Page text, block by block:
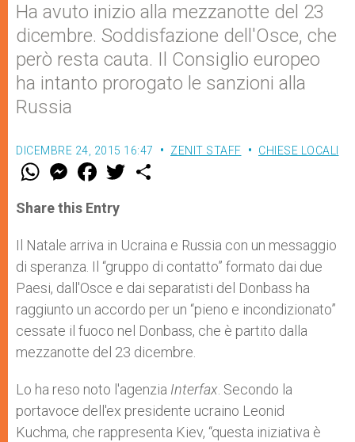
Ha avuto inizio alla mezzanotte del 23
dicembre. Soddisfazione dell'Osce, che
però resta cauta. Il Consiglio europeo
ha intanto prorogato le sanzioni alla
Russia
DICEMBRE 24, 2015 16:47 ZENIT STAFF CHIESE LOCALI
W
t
s
p
p
M
e
s
e
g
e
r
F
a
e
b
o
k
w
r
Share this Entry
Il Natale arriva in Ucraina e Russia con un messaggio
di speranza. Il “gruppo di contatto” formato dai due
Paesi, dall'Osce e dai separatisti del Donbass ha
raggiunto un accordo per un “pieno e incondizionato”
cessate il fuoco nel Donbass, che è partito dalla
mezzanotte del 23 dicembre.
Lo ha reso noto l'agenzia Interfax . Secondo la
portavoce dell'ex presidente ucraino Leonid
Kuchma, che rappresenta Kiev, “questa iniziativa è